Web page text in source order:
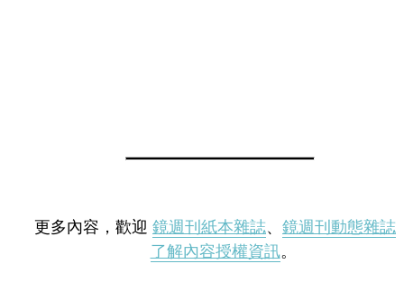
更多內容，歡迎 鏡週刊紙本雜誌、 鏡週刊動態雜誌
了解內容授權資訊。